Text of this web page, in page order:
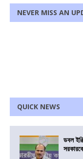
NEVER MISS AN
QUICK NEWS
ডবল